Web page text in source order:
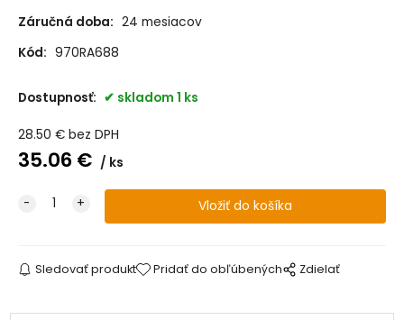
Záručná doba: 24 mesiacov
Kód: 970RA688
Dostupnosť: skladom 1 ks
28.50 € bez DPH
35.06 € ks
Sledovať produkt Pridať do obľúbených Zdielať